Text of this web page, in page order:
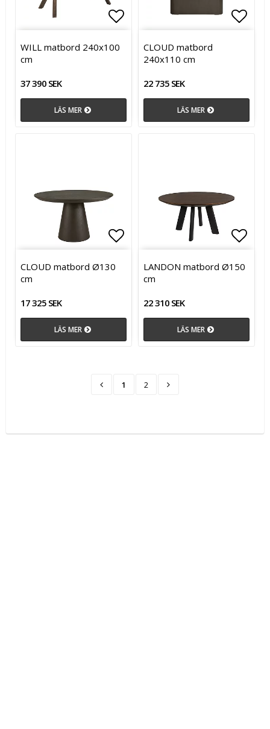
Lägg till i favoritlistan
Lägg till i favoritlistan
WILL matbord 240x100
cm
37 390 SEK
LÄS MER
CLOUD matbord
240x110 cm
22 735 SEK
LÄS MER
Lägg till i favoritlistan
CLOUD matbord Ø130
cm
17 325 SEK
LÄS MER
LANDON matbord Ø150
cm
22 310 SEK
LÄS MER
1 2